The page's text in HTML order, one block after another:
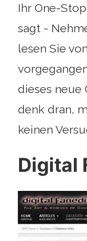
Ihr One-
sagt -
lesen Sie
dieses neue
denk dran,
keinen
Digital